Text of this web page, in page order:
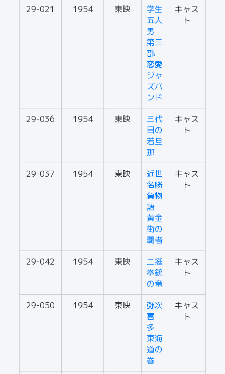
29-021 1954 東映
学生
五人
男
第三
部
恋愛
ジャ
ズバ
ンド
キャス
ト
29-036 1954 東映
三代
目の
若旦
那
キャス
ト
29-037 1954 東映
近世
名勝
負物
語
黄金
街の
覇者
キャス
ト
29-042 1954 東映
二挺
拳銃
の竜
キャス
ト
29-050 1954 東映
弥次
喜
多
東海
道の
巻
キャス
ト